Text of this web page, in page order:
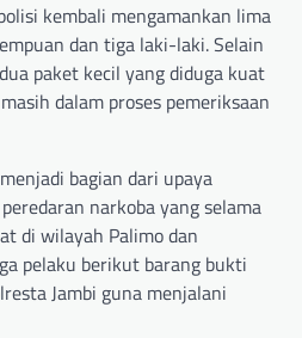
kembali mengamankan lima
dan tiga laki-laki. Selain
paket kecil yang diduga kuat
dalam proses pemeriksaan
bagian dari upaya
narkoba yang selama
di wilayah Palimo dan
pelaku berikut barang bukti
Jambi guna menjalani